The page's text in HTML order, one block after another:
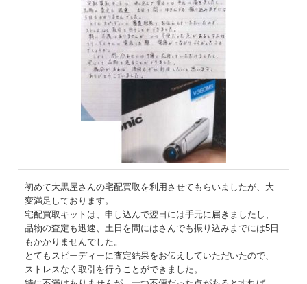
初めて大黒屋さんの宅配買取を利用させてもらいましたが、大
変満足しております。
宅配買取キットは、申し込んで翌日には手元に届きましたし、
品物の査定も迅速、土日を間にはさんでも振り込みまでには5日
もかかりませんでした。
とてもスピーディーに査定結果をお伝えしていただいたので、
ストレスなく取引を行うことができました。